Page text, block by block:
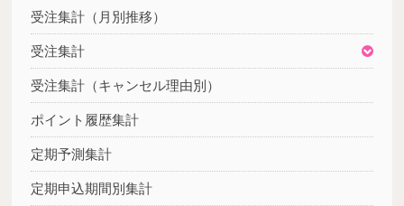
受注集計（月別推移）
受注集計
受注集計（キャンセル理由別）
ポイント履歴集計
定期予測集計
定期申込期間別集計